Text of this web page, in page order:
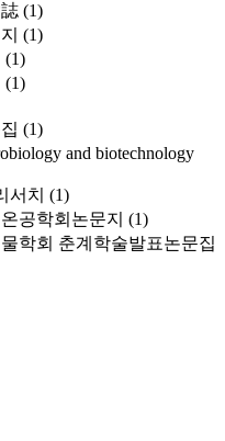
(1)
(1)
(1)
(1)
(1)
and biotechnology
서치 (1)
공학회논문지 (1)
학회 춘계학술발표논문집